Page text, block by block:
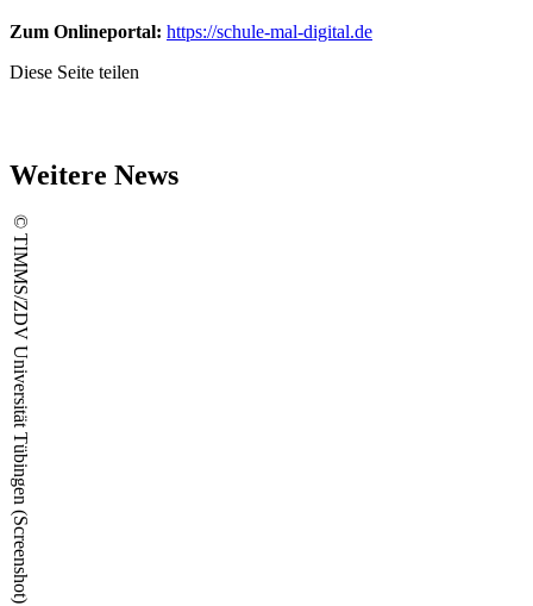
Zum Onlineportal: https://schule-mal-digital.de
Diese Seite teilen
Weitere News
© TIMMS/ZDV Universität Tübingen (Screenshot)